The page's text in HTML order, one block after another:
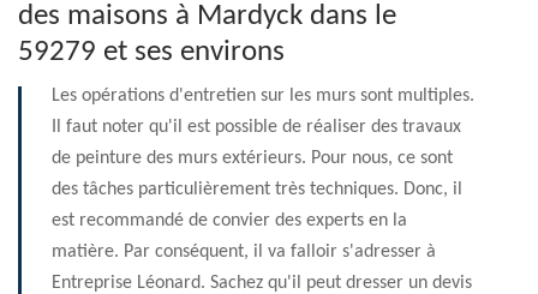
des maisons à Mardyck dans le
59279 et ses environs
Les opérations d'entretien sur les murs sont multiples.
Il faut noter qu'il est possible de réaliser des travaux
de peinture des murs extérieurs. Pour nous, ce sont
des tâches particulièrement très techniques. Donc, il
est recommandé de convier des experts en la
matière. Par conséquent, il va falloir s'adresser à
Entreprise Léonard. Sachez qu'il peut dresser un devis